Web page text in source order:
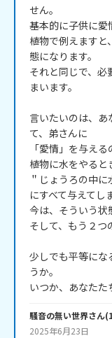
せん。
基本的に子供に愛
植物で例えますと
態になります。
それと同じで、必
まいます。
言いたいのは、あ
て、弟さんに
「愛情」を与える
植物に水をやると
＂じょうろの中
にすべて与えてし
今は、そういう状
そして、もう２つ
少しでも平等にな
うか。
いつか、あなた
騒音の無い世界さん(
2025年6月23日